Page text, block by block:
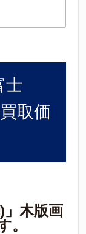
士
取価
」木版画
。